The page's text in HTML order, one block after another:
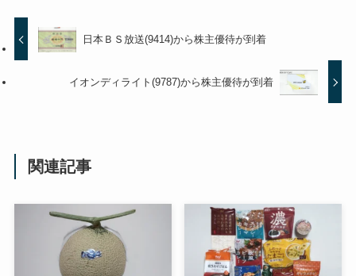
日本ＢＳ放送(9414)から株主優待が到着
イオンディライト(9787)から株主優待が到着
関連記事